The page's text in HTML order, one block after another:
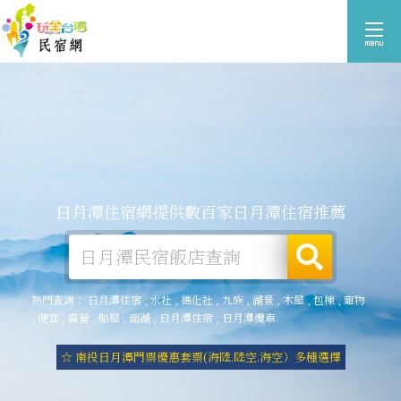
日月潭住宿網提供數百家日月潭住宿推薦
熱門查詢： 日月潭住宿 ,水社,德化社,九族,湖景 木屋,包棟,寵物
便宜 露營 船屋 面湖, 日月潭住宿 日月潭纜車
☆ 南投日月潭門票優惠套票(海陸.陸空.海空）多種選擇